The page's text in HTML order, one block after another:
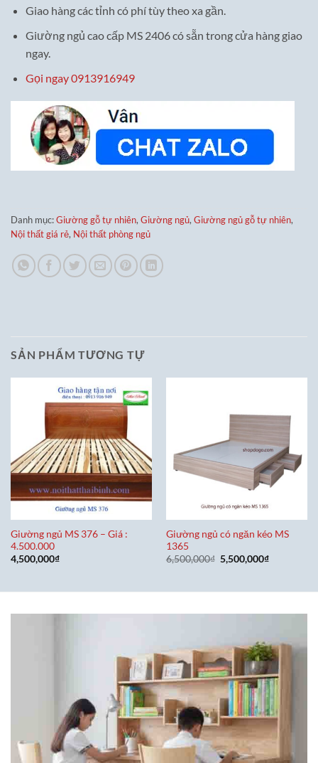
Giao hàng các tỉnh có phí tùy theo xa gần.
Giường ngủ cao cấp MS 2406 có sẵn trong cửa hàng giao
ngay.
Gọi ngay 0913916949
Danh mục:Giường gỗ tự nhiên, Giường ngủ, Giường ngủ gỗ tự nhiên,
Nội thất giá rẻ, Nội thất phòng ngủ
SẢN PHẨM TƯƠNG TỰ
Giường ngủ MS 376 – Giá :
4.500.000
4,500,000₫
Giường ngủ có ngăn kéo MS
1365
6,500,000₫ Giá
gốc
5,500,000₫Giá